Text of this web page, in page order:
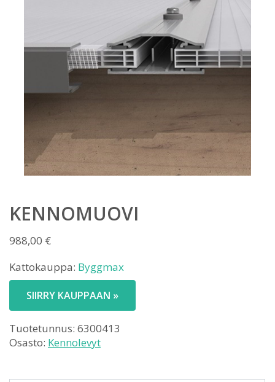
KENNOMUOVI
988,00 €
Kattokauppa: Byggmax
SIIRRY KAUPPAAN »
Tuotetunnus: 6300413
Osasto: Kennolevyt